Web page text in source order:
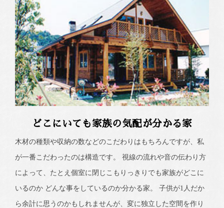
どこにいても家族の気配が分かる家
木材の種類や収納の数などのこだわりはもちろんですが、私
が一番こだわったのは構造です。 視線の流れや音の伝わり方
によって、たとえ個室に閉じこもりっきりでも家族がどこに
いるのか どんな事をしているのか分かる家。 子供が1人だか
ら余計に思うのかもしれませんが、変に独立した空間を作り